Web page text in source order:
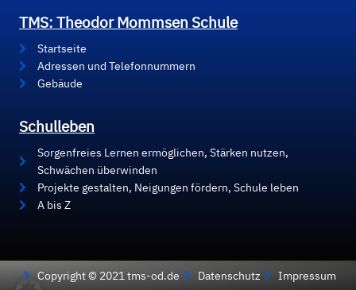
TMS: Theodor Mommsen Schule
Startseite
Adressen und Telefonnummern
Gebäude
Schulleben
Sorgenfreies Lernen ermöglichen, Stärken nutzen,
Schwächen überwinden
Projekte gestalten, Neigungen fördern, Schule leben
A bis Z
Copyright © 2021 tms-od.de Datenschutz Impressum